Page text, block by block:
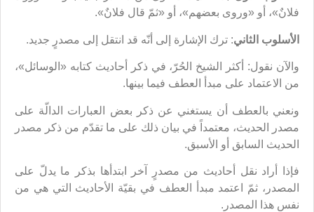
فلانٌ»، أو «وروى بعضهم»، أو «ثمّ قال فلانٌ».
الأسلوب الثاني: ترك الإشارة إلى أنّه قد انتقل إلى مصدرٍ جديد.
والآن نقول: أكثر الشيخ الحُرّ، في ذكر أحاديث كتابه «الوسائل»،
من الاعتماد على مبدأ العطف فيما بينها.
ونعني بالعطف أن يستغني عن ذكر بعض العبارات الدالّة على
مصدر الحديث، معتمداً في بيان ذلك على ما تقدّم من ذكر مصدر
الحديث السابق أو الأسبق.
فإذا أراد نقل أحاديث من مصدرٍ آخر ابتدأها بذكر ما يدلّ على
المصدر، ثمّ اعتمد مبدأ العطف في بقيّة الأحاديث التي هي من
نفس هذا المصدر.